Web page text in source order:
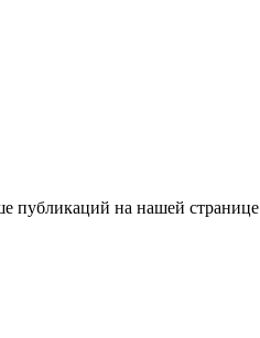
на нашей странице